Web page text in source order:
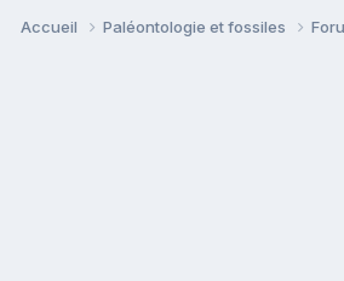
Accueil Paléontologie et fossiles